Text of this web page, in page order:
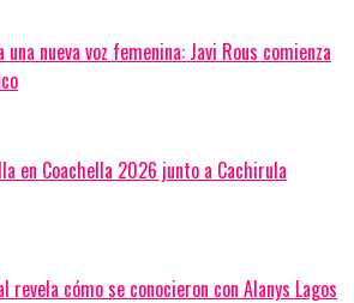
nueva voz femenina: Javi Rous comienza
en Coachella 2026 junto a Cachirula
revela cómo se conocieron con Alanys Lagos